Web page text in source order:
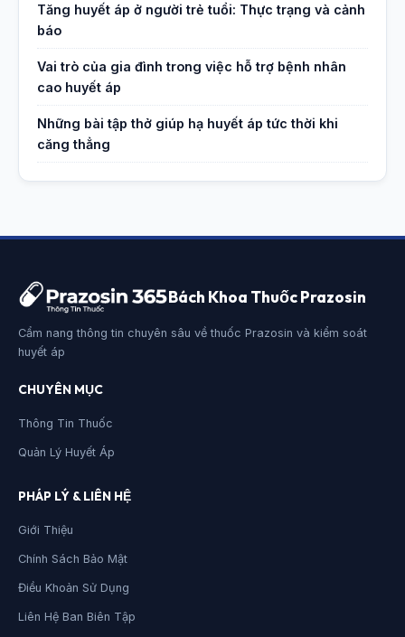
Tăng huyết áp ở người trẻ tuổi: Thực trạng và cảnh
báo
Vai trò của gia đình trong việc hỗ trợ bệnh nhân
cao huyết áp
Những bài tập thở giúp hạ huyết áp tức thời khi
căng thẳng
Bách Khoa Thuốc Prazosin
Cẩm nang thông tin chuyên sâu về thuốc Prazosin và kiểm soát
huyết áp
CHUYÊN MỤC
Thông Tin Thuốc
Quản Lý Huyết Áp
PHÁP LÝ & LIÊN HỆ
Giới Thiệu
Chính Sách Bảo Mật
Điều Khoản Sử Dụng
Liên Hệ Ban Biên Tập